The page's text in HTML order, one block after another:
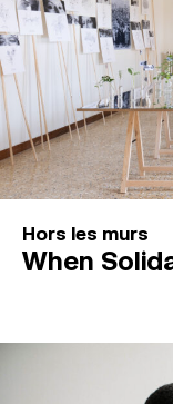
Hors les murs
When